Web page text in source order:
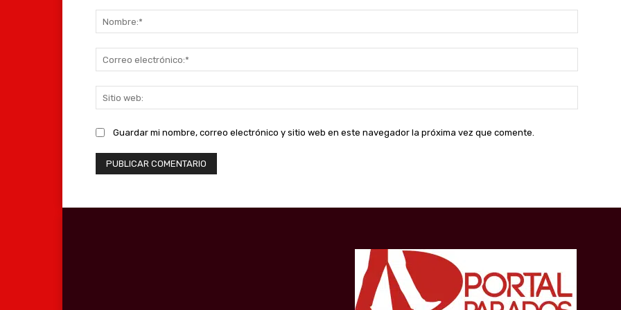
web:
Guardar mi nombre, correo electrónico y sitio web en este navegador la próxima vez que comente.